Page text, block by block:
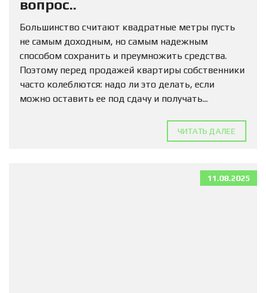
вопрос..
Большинство считают квадратные метры пусть
не самым доходным, но самым надежным
способом сохранить и преумножить средства.
Поэтому перед продажей квартиры собственники
часто колеблются: надо ли это делать, если
можно оставить ее под сдачу и получать...
ЧИТАТЬ ДАЛЕЕ
11.08.2025